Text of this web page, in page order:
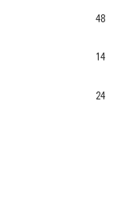
48
14
24